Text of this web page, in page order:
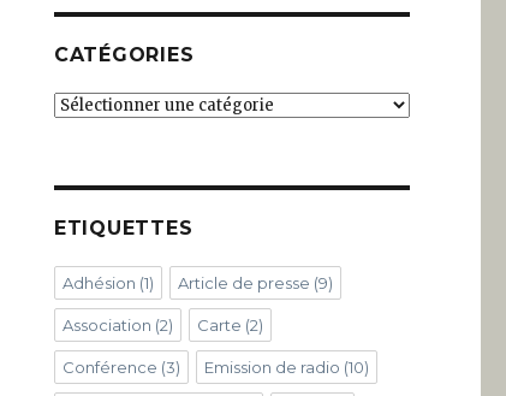
CATÉGORIES
Catégories
ETIQUETTES
Adhésion (1) Article de presse (9)
Association (2) Carte (2)
Conférence (3) Emission de radio (10)